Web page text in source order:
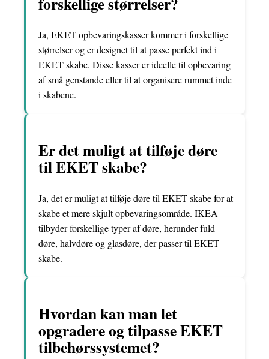
Ja, EKET opbevaringskasser kommer i forskellige
størrelser og er designet til at passe perfekt ind i
EKET skabe. Disse kasser er ideelle til opbevaring
af små genstande eller til at organisere rummet inde
i skabene.
Er det muligt at tilføje døre
til EKET skabe?
Ja, det er muligt at tilføje døre til EKET skabe for at
skabe et mere skjult opbevaringsområde. IKEA
tilbyder forskellige typer af døre, herunder fuld
døre, halvdøre og glasdøre, der passer til EKET
skabe.
Hvordan kan man let
opgradere og tilpasse EKET
tilbehørssystemet?